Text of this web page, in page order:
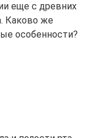
еще с древних
Каково же
особенности?